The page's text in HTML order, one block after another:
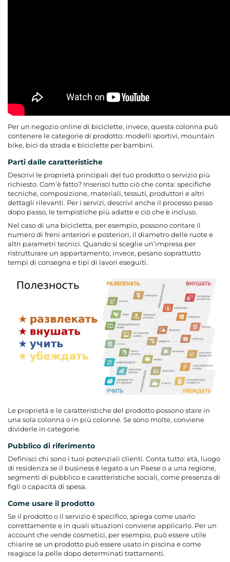
Per un negozio online di biciclette, invece, questa colonna può
contenere le categorie di prodotto: modelli sportivi, mountain
bike, bici da strada e biciclette per bambini.
Parti dalle caratteristiche
Descrivi le proprietà principali del tuo prodotto o servizio più
richiesto. Com’è fatto? Inserisci tutto ciò che conta: specifiche
tecniche, composizione, materiali, tessuti, produttori e altri
dettagli rilevanti. Per i servizi, descrivi anche il processo passo
dopo passo, le tempistiche più adatte e ciò che è incluso.
Nel caso di una bicicletta, per esempio, possono contare il
numero di freni anteriori e posteriori, il diametro delle ruote e
altri parametri tecnici. Quando si sceglie un’impresa per
ristrutturare un appartamento, invece, pesano soprattutto
tempi di consegna e tipi di lavori eseguiti.
Le proprietà e le caratteristiche del prodotto possono stare in
una sola colonna o in più colonne. Se sono molte, conviene
dividerle in categorie.
Pubblico di riferimento
Definisci chi sono i tuoi potenziali clienti. Conta tutto: età, luogo
di residenza se il business è legato a un Paese o a una regione,
segmenti di pubblico e caratteristiche sociali, come presenza di
figli o capacità di spesa.
Come usare il prodotto
Se il prodotto o il servizio è specifico, spiega come usarlo
correttamente e in quali situazioni conviene applicarlo. Per un
account che vende cosmetici, per esempio, può essere utile
chiarire se un prodotto può essere usato in piscina e come
reagisce la pelle dopo determinati trattamenti.